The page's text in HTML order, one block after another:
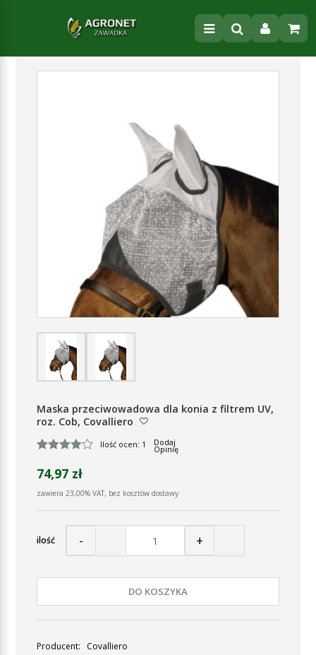
Maska przeciwowadowa dla konia z filtrem UV,
roz. Cob, Covalliero
Ilość ocen: 1 Dodaj
Opinię
74,97 zł
zawiera 23,00% VAT, bez kosztów dostawy
ilość - +
DO KOSZYKA
Producent: Covalliero